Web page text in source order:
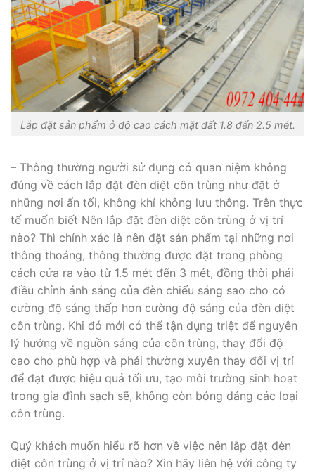
Lắp đặt sản phẩm ở độ cao cách mặt đất 1.8 đến 2.5 mét.
– Thông thường người sử dụng có quan niệm không
đúng về cách lắp đặt đèn diệt côn trùng như đặt ở
những nơi ẩn tối, không khí không lưu thông. Trên thực
tế muốn biết Nên lắp đặt đèn diệt côn trùng ở vị trí
nào? Thì chính xác là nên đặt sản phẩm tại những nơi
thông thoáng, thông thường được đặt trong phòng
cách cửa ra vào từ 1.5 mét đến 3 mét, đồng thời phải
điều chỉnh ánh sáng của đèn chiếu sáng sao cho có
cường độ sáng thấp hơn cường độ sáng của đèn diệt
côn trùng. Khi đó mới có thể tận dụng triệt để nguyên
lý hướng về nguồn sáng của côn trùng, thay đổi độ
cao cho phù hợp và phải thường xuyên thay đổi vị trí
để đạt được hiệu quả tối ưu, tạo môi trường sinh hoạt
trong gia đình sạch sẽ, không còn bóng dáng các loại
côn trùng.
Quý khách muốn hiểu rõ hơn về việc nên lắp đặt đèn
diệt côn trùng ở vị trí nào? Xin hãy liên hệ với công ty